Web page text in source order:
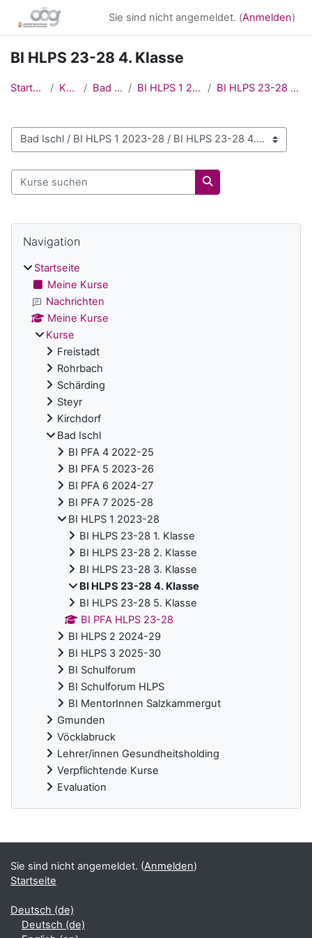
Zum Hauptinhalt
Sie sind nicht angemeldet. (Anmelden)
BI HLPS 23-28 4. Klasse
Startseite Kurse Bad Ischl BI HLPS 1 2023-28 BI HLPS 23-28 4. Klasse
Kursbereiche
Kurse suchen
Kurse suchen
Blöcke
Navigation
Startseite
Meine Kurse
Nachrichten
Meine Kurse
Kurse
Freistadt
Rohrbach
Schärding
Steyr
Kirchdorf
Bad Ischl
BI PFA 4 2022-25
BI PFA 5 2023-26
BI PFA 6 2024-27
BI PFA 7 2025-28
BI HLPS 1 2023-28
BI HLPS 23-28 1. Klasse
BI HLPS 23-28 2. Klasse
BI HLPS 23-28 3. Klasse
BI HLPS 23-28 4. Klasse
BI HLPS 23-28 5. Klasse
BI PFA HLPS 23-28
BI HLPS 2 2024-29
BI HLPS 3 2025-30
BI Schulforum
BI Schulforum HLPS
BI MentorInnen Salzkammergut
Gmunden
Vöcklabruck
Lehrer/innen Gesundheitsholding
Verpflichtende Kurse
Evaluation
Ergänzungsblöcke
Sie sind nicht angemeldet. (Anmelden)
Startseite
Deutsch ‎(de)‎
Deutsch ‎(de)‎